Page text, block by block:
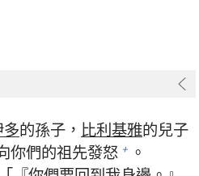
的孫子， 比利基雅的兒子
你們的祖先發怒 + 。